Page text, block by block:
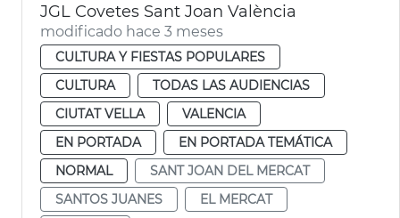
JGL Covetes Sant Joan València
modificado hace 3 meses
CULTURA Y FIESTAS POPULARES
CULTURA
TODAS LAS AUDIENCIAS
CIUTAT VELLA
VALENCIA
EN PORTADA
EN PORTADA TEMÁTICA
NORMAL
SANT JOAN DEL MERCAT
SANTOS JUANES
EL MERCAT